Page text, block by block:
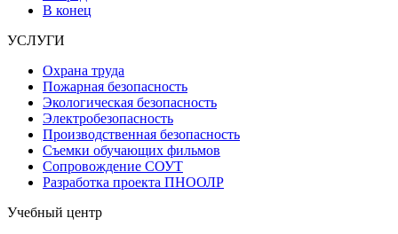
В конец
УСЛУГИ
Охрана труда
Пожарная безопасность
Экологическая безопасность
Электробезопасность
Производственная безопасность
Съемки обучающих фильмов
Сопровождение СОУТ
Разработка проекта ПНООЛР
Учебный центр